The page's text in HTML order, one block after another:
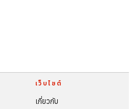
เว็บไซต์
เกี่ยวกับ